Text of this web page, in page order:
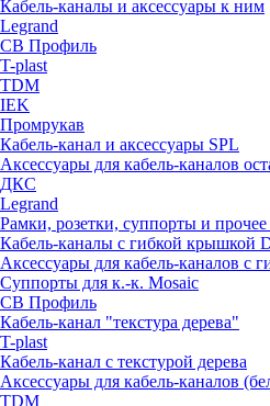
Кабель-каналы и аксессуары к ним
Legrand
СВ Профиль
T-plast
TDM
IEK
Промрукав
Кабель-канал и аксессуары SPL
Аксессуары для кабель-каналов
ДКС
Legrand
Рамки, розетки, суппорты и
Кабель-каналы с гибкой крышкой
Аксессуары для кабель-каналов с
Суппорты для к.-к. Mosaic
СВ Профиль
Кабель-канал "текстура дерева"
T-plast
Кабель-канал с текстурой дерева
Аксессуары для кабель-каналов
TDM